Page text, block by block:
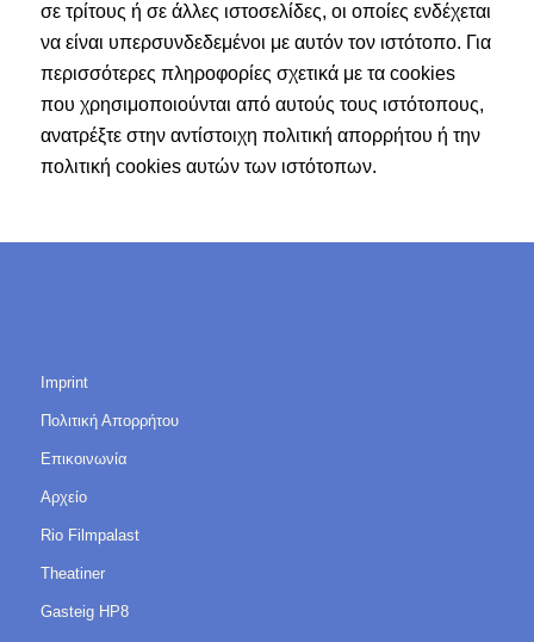
σε τρίτους ή σε άλλες ιστοσελίδες, οι οποίες ενδέχεται
να είναι υπερσυνδεδεμένοι με αυτόν τον ιστότοπο. Για
περισσότερες πληροφορίες σχετικά με τα cookies
που χρησιμοποιούνται από αυτούς τους ιστότοπους,
ανατρέξτε στην αντίστοιχη πολιτική απορρήτου ή την
πολιτική cookies αυτών των ιστότοπων.
Imprint
Πολιτική Απορρήτου
Επικοινωνία
Αρχείο
Rio Filmpalast
Theatiner
Gasteig HP8